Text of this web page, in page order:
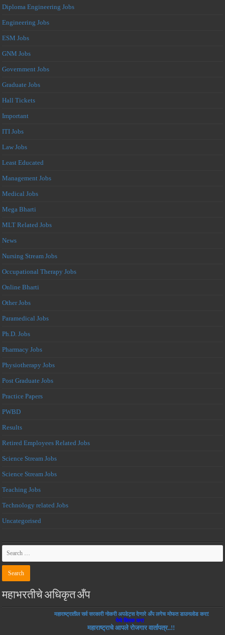
Diploma Engineering Jobs
Engineering Jobs
ESM Jobs
GNM Jobs
Government Jobs
Graduate Jobs
Hall Tickets
Important
ITI Jobs
Law Jobs
Least Educated
Management Jobs
Medical Jobs
Mega Bharti
MLT Related Jobs
News
Nursing Stream Jobs
Occupational Therapy Jobs
Online Bharti
Other Jobs
Paramedical Jobs
Ph.D. Jobs
Pharmacy Jobs
Physiotherapy Jobs
Post Graduate Jobs
Practice Papers
PWBD
Results
Retired Employees Related Jobs
Science Stream Jobs
Science Stream Jobs
Teaching Jobs
Technology related Jobs
Uncategorised
महाभरतीचे अधिकृत अँप
महाराष्ट्रातील सर्व सरकारी नोकरी अपडेट्स देणारे अँप लगेच मोफत डाउनलोड करा!
येथे क्लिक करा
महाराष्ट्राचे आपले रोजगार वार्तापत्र..!!